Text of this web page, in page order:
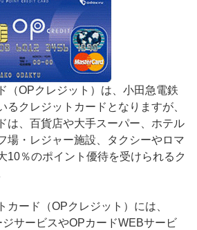
（OPクレジット）は、小田急電鉄
るクレジットカードとなりますが、
は、百貨店や大手スーパー、ホテル
場・レジャー施設、タクシーやロマ
10％のポイント優待を受けられるク
カード（OPクレジット）には、
サービスやOPカードWEBサービ